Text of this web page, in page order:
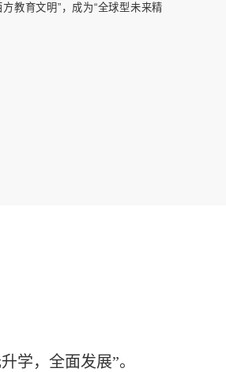
教育文明”，成为“全球型未来精
学，全面发展”。